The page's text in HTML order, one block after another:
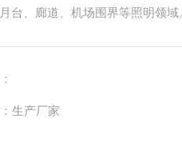
台、廊道、机场围界等照明领域
生产厂家